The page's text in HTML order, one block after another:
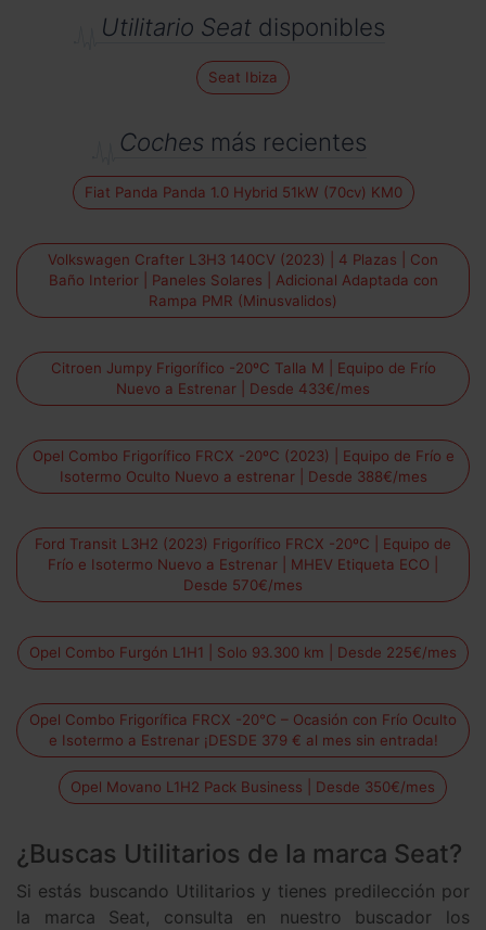
Utilitario Seat disponibles
Seat Ibiza
Coches más recientes
Fiat Panda Panda 1.0 Hybrid 51kW (70cv) KM0
Volkswagen Crafter L3H3 140CV (2023) | 4 Plazas | Con
Baño Interior | Paneles Solares | Adicional Adaptada con
Rampa PMR (Minusvalidos)
Citroen Jumpy Frigorífico -20ºC Talla M | Equipo de Frío
Nuevo a Estrenar | Desde 433€/mes
Opel Combo Frigorífico FRCX -20ºC (2023) | Equipo de Frío e
Isotermo Oculto Nuevo a estrenar | Desde 388€/mes
Ford Transit L3H2 (2023) Frigorífico FRCX -20ºC | Equipo de
Frío e Isotermo Nuevo a Estrenar | MHEV Etiqueta ECO |
Desde 570€/mes
Opel Combo Furgón L1H1 | Solo 93.300 km | Desde 225€/mes
Opel Combo Frigorífica FRCX -20°C – Ocasión con Frío Oculto
e Isotermo a Estrenar ¡DESDE 379 € al mes sin entrada!
Opel Movano L1H2 Pack Business | Desde 350€/mes
¿Buscas Utilitarios de la marca Seat?
Si estás buscando Utilitarios y tienes predilección por
la marca Seat, consulta en nuestro buscador los